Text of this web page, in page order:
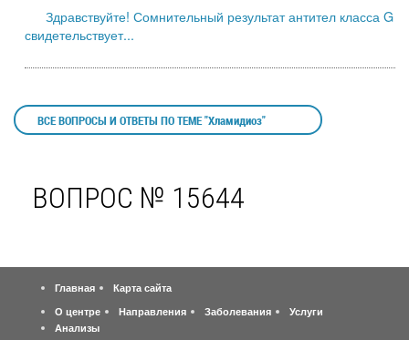
Здравствуйте! Сомнительный результат антител класса G
свидетельствует...
ВСЕ ВОПРОСЫ И ОТВЕТЫ ПО ТЕМЕ "Хламидиоз"
ВОПРОС № 15644
Главная
Карта сайта
О центре
Направления Заболевания
Услуги
Анализы